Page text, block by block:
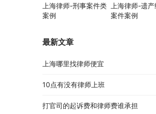
上海律师-刑事案件类
案例
上海律师-遗
案件案例
最新文章
上海哪里找律师便宜
10点有没有律师上班
打官司的起诉费和律师费谁承担